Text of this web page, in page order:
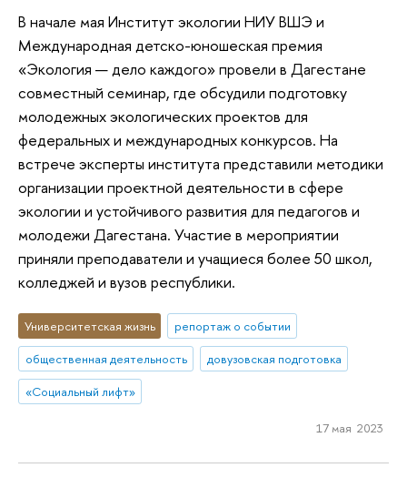
В начале мая Институт экологии НИУ ВШЭ и
Международная детско-юношеская премия
«Экология — дело каждого» провели в Дагестане
совместный семинар, где обсудили подготовку
молодежных экологических проектов для
федеральных и международных конкурсов. На
встрече эксперты института представили методики
организации проектной деятельности в сфере
экологии и устойчивого развития для педагогов и
молодежи Дагестана. Участие в мероприятии
приняли преподаватели и учащиеся более 50 школ,
колледжей и вузов республики.
Университетская жизнь
репортаж о событии
общественная деятельность
довузовская подготовка
«Социальный лифт»
17 мая 2023